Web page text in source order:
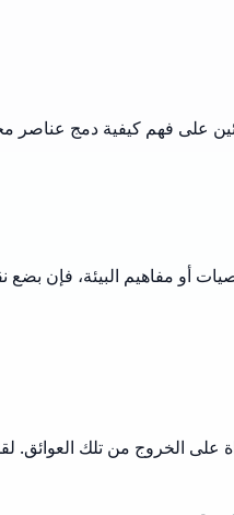
على فهم كيفية دمج عناصر
مفاهيم البيئة، فإن بضع
الخروج من تلك العوائق.